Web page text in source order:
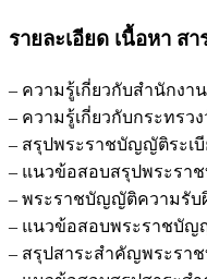
รายละเอียด เนื้อหา
– ความรู้เกี่ยวกับสำนักง
– ความรู้เกี่ยวกับกระทรว
– สรุปพระราชบัญญัติระเบี
– แนวข้อสอบสรุปพระราช
– พระราชบัญญัติความรับ
– แนวข้อสอบพระราชบัญ
– สรุปสาระสำคัญพระรา